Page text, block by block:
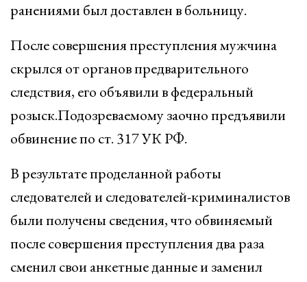
ранениями был доставлен в больницу.
После совершения преступления мужчина
скрылся от органов предварительного
следствия, его объявили в федеральный
розыск.Подозреваемому заочно предъявили
обвинение по ст. 317 УК РФ.
В результате проделанной работы
следователей и следователей-криминалистов
были получены сведения, что обвиняемый
после совершения преступления два раза
сменил свои анкетные данные и заменил